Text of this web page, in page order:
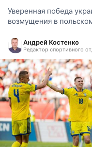
Уверенная победа
возмущения в
Андрей Костенко
Редактор спортивного